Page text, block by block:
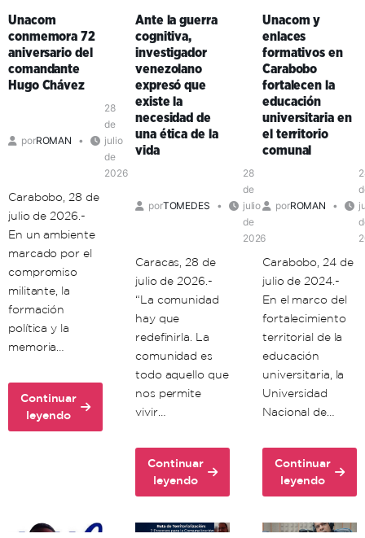
comunicación
popular
como
clave
de
en
en
Mérida
Aragua
y
Carabobo
Unacom
conmemora 72
aniversario del
comandante
Hugo Chávez
porROMAN
28
de
julio
de
2026
Carabobo, 28 de
julio de 2026.-
En un ambiente
marcado por el
compromiso
militante, la
formación
política y la
memoria…
Continuar
leyendo
about
Unacom
Hugo
Ante la guerra
cognitiva,
investigador
venezolano
expresó que
existe la
necesidad de
una ética de la
vida
porTOMEDES
28
de
julio
de
2026
Caracas, 28 de
julio de 2026.-
“La comunidad
hay que
redefinirla. La
comunidad es
todo aquello que
nos permite
vivir…
Continuar
leyendo
about
Ante
guerra
Unacom y
enlaces
formativos en
Carabobo
fortalecen la
educación
universitaria en
el territorio
comunal
porROMAN
Carabobo, 24 de
julio de 2024.-
En el marco del
fortalecimiento
territorial de la
educación
universitaria, la
Universidad
Nacional de…
Continuar
leyendo
about
Unacom
enlaces